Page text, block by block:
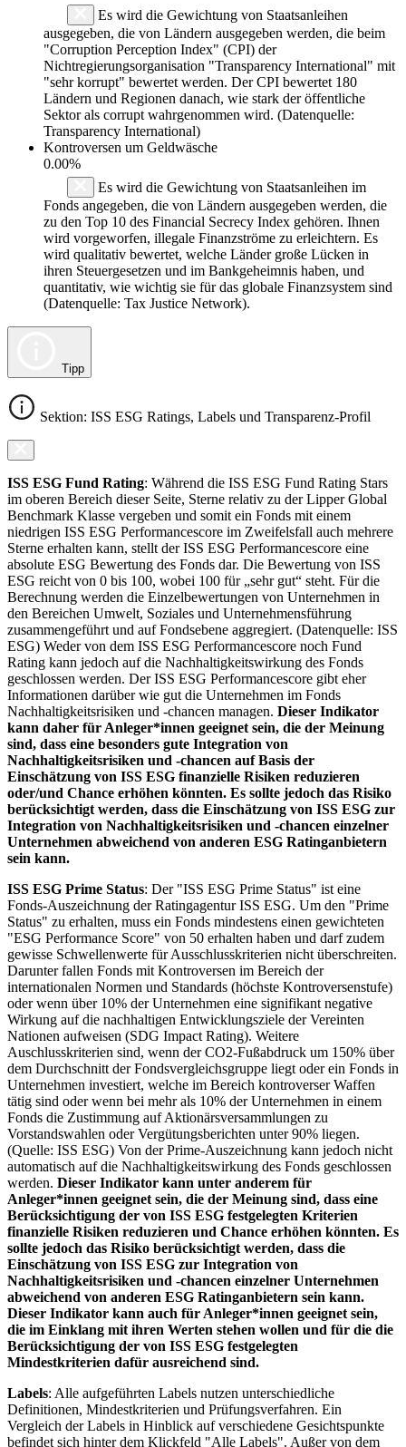
Es wird die Gewichtung von Staatsanleihen
ausgegeben, die von Ländern ausgegeben werden, die beim
"Corruption Perception Index" (CPI) der
Nichtregierungsorganisation "Transparency International" mit
"sehr korrupt" bewertet werden. Der CPI bewertet 180
Ländern und Regionen danach, wie stark der öffentliche
Sektor als corrupt wahrgenommen wird. (Datenquelle:
Transparency International)
Kontroversen um Geldwäsche
0.00%
Es wird die Gewichtung von Staatsanleihen im
Fonds angegeben, die von Ländern ausgegeben werden, die
zu den Top 10 des Financial Secrecy Index gehören. Ihnen
wird vorgeworfen, illegale Finanzströme zu erleichtern. Es
wird qualitativ bewertet, welche Länder große Lücken in
ihren Steuergesetzen und im Bankgeheimnis haben, und
quantitativ, wie wichtig sie für das globale Finanzsystem sind
(Datenquelle: Tax Justice Network).
Tipp
Sektion: ISS ESG Ratings, Labels und Transparenz-Profil
ISS ESG Fund Rating: Während die ISS ESG Fund Rating Stars
im oberen Bereich dieser Seite, Sterne relativ zu der Lipper Global
Benchmark Klasse vergeben und somit ein Fonds mit einem
niedrigen ISS ESG Performancescore im Zweifelsfall auch mehrere
Sterne erhalten kann, stellt der ISS ESG Performancescore eine
absolute ESG Bewertung des Fonds dar. Die Bewertung von ISS
ESG reicht von 0 bis 100, wobei 100 für „sehr gut“ steht. Für die
Berechnung werden die Einzelbewertungen von Unternehmen in
den Bereichen Umwelt, Soziales und Unternehmensführung
zusammengeführt und auf Fondsebene aggregiert. (Datenquelle: ISS
ESG) Weder von dem ISS ESG Performancescore noch Fund
Rating kann jedoch auf die Nachhaltigkeitswirkung des Fonds
geschlossen werden. Der ISS ESG Performancescore gibt eher
Informationen darüber wie gut die Unternehmen im Fonds
Nachhaltigkeitsrisiken und -chancen managen. Dieser Indikator
kann daher für Anleger*innen geeignet sein, die der Meinung
sind, dass eine besonders gute Integration von
Nachhaltigkeitsrisiken und -chancen auf Basis der
Einschätzung von ISS ESG finanzielle Risiken reduzieren
oder/und Chance erhöhen könnten. Es sollte jedoch das Risiko
berücksichtigt werden, dass die Einschätzung von ISS ESG zur
Integration von Nachhaltigkeitsrisiken und -chancen einzelner
Unternehmen abweichend von anderen ESG Ratinganbietern
sein kann.
ISS ESG Prime Status: Der "ISS ESG Prime Status" ist eine
Fonds-Auszeichnung der Ratingagentur ISS ESG. Um den "Prime
Status" zu erhalten, muss ein Fonds mindestens einen gewichteten
"ESG Performance Score" von 50 erhalten haben und darf zudem
gewisse Schwellenwerte für Ausschlusskriterien nicht überschreiten.
Darunter fallen Fonds mit Kontroversen im Bereich der
internationalen Normen und Standards (höchste Kontroversenstufe)
oder wenn über 10% der Unternehmen eine signifikant negative
Wirkung auf die nachhaltigen Entwicklungsziele der Vereinten
Nationen aufweisen (SDG Impact Rating). Weitere
Auschlusskriterien sind, wenn der CO2-Fußabdruck um 150% über
dem Durchschnitt der Fondsvergleichsgruppe liegt oder ein Fonds in
Unternehmen investiert, welche im Bereich kontroverser Waffen
tätig sind oder wenn bei mehr als 10% der Unternehmen in einem
Fonds die Zustimmung auf Aktionärsversammlungen zu
Vorstandswahlen oder Vergütungsberichten unter 90% liegen.
(Quelle: ISS ESG) Von der Prime-Auszeichnung kann jedoch nicht
automatisch auf die Nachhaltigkeitswirkung des Fonds geschlossen
werden. Dieser Indikator kann unter anderem für
Anleger*innen geeignet sein, die der Meinung sind, dass eine
Berücksichtigung der von ISS ESG festgelegten Kriterien
finanzielle Risiken reduzieren und Chance erhöhen könnten. Es
sollte jedoch das Risiko berücksichtigt werden, dass die
Einschätzung von ISS ESG zur Integration von
Nachhaltigkeitsrisiken und -chancen einzelner Unternehmen
abweichend von anderen ESG Ratinganbietern sein kann.
Dieser Indikator kann auch für Anleger*innen geeignet sein,
die im Einklang mit ihren Werten stehen wollen und für die die
Berücksichtigung der von ISS ESG festgelegten
Mindestkriterien dafür ausreichend sind.
Labels: Alle aufgeführten Labels nutzen unterschiedliche
Definitionen, Mindestkriterien und Prüfungsverfahren. Ein
Vergleich der Labels in Hinblick auf verschiedene Gesichtspunkte
befindet sich hinter dem Klickfeld "Alle Labels". Außer von dem